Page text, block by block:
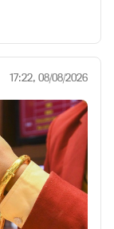
17:22, 08/08/2026